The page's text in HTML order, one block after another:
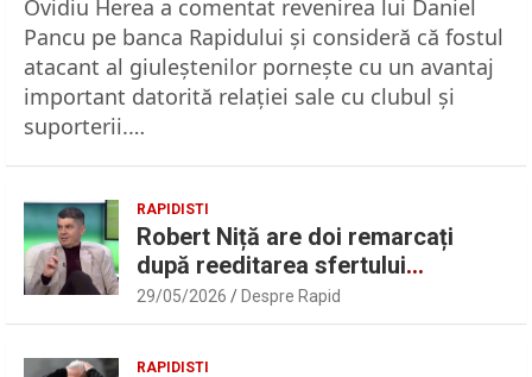
Ovidiu Herea a comentat revenirea lui Daniel
Pancu pe banca Rapidului şi consideră că fostul
atacant al giuleştenilor porneşte cu un avantaj
important datorită relaţiei sale cu clubul şi
suporterii.…
RAPIDISTI
Robert Niță are doi remarcați
după reeditarea sfertului
UEFAntastic: „Lideri în teren” |
Sport.ro
29/05/2026 Despre Rapid
RAPIDISTI